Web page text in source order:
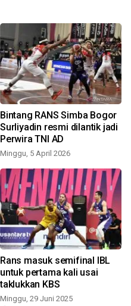
Bintang RANS Simba Bogor
Surliyadin resmi dilantik jadi
Perwira TNI AD
Minggu, 5 April 2026
Rans masuk semifinal IBL
untuk pertama kali usai
taklukkan KBS
Minggu, 29 Juni 2025